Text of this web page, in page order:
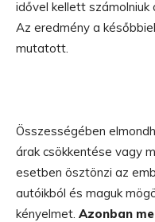
idővel kellett számolniuk
Az eredmény a
mutatott.
Összességében
árak csökkentése vagy
esetben ösztönzi az
autóikból és maguk
kényelmet. Azonban